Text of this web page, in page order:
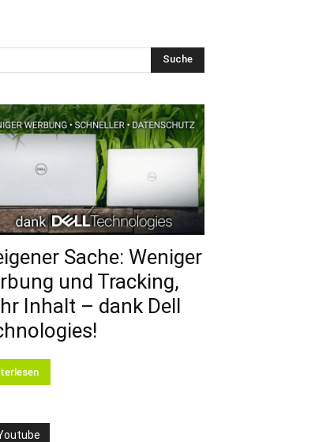
Suche
Sache: Weniger
und Tracking,
Inhalt – dank Dell